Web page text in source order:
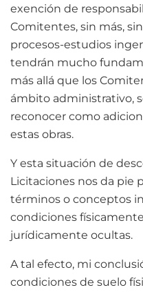
exención de
Comitentes, sin más,
procesos-estudios
tendrán mucho
más allá que los
ámbito administrativo,
reconocer como
estas obras.
Y esta situación de
Licitaciones nos da pie
términos o conceptos
condiciones
jurídicamente ocultas.
A tal efecto, mi
condiciones de suelo